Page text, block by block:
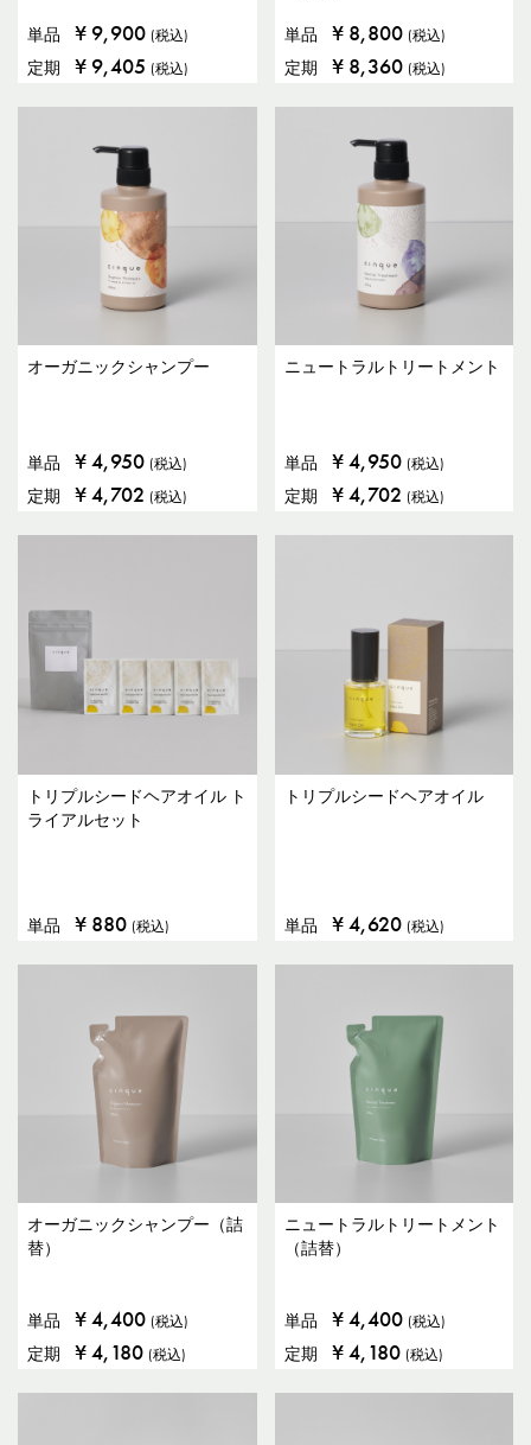
単品 ¥ 9,900 (税込)
定期 ¥ 9,405 (税込)
単品 ¥ 8,800 (税込)
定期 ¥ 8,360 (税込)
オーガニックシャンプー
単品 ¥4,950 (税込)
定期 ¥4,702 (税込)
ニュートラルトリートメント
単品 ¥4,950 (税込)
定期 ¥4,702 (税込)
トリプルシードヘアオイル ト
ライアルセット
単品 ¥ 880 (税込)
トリプルシードヘアオイル
単品 ¥4,620 (税込)
オーガニックシャンプー（詰
替）
単品 ¥4,400 (税込)
定期 ¥4,180 (税込)
ニュートラルトリートメント
（詰替）
単品 ¥4,400 (税込)
定期 ¥4,180 (税込)